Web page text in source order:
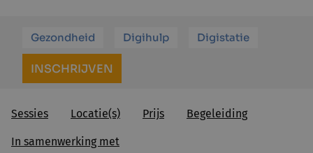
Gezondheid Digihulp Digistatie
INSCHRIJVEN
Sessies Locatie(s) Prijs Begeleiding
In samenwerking met